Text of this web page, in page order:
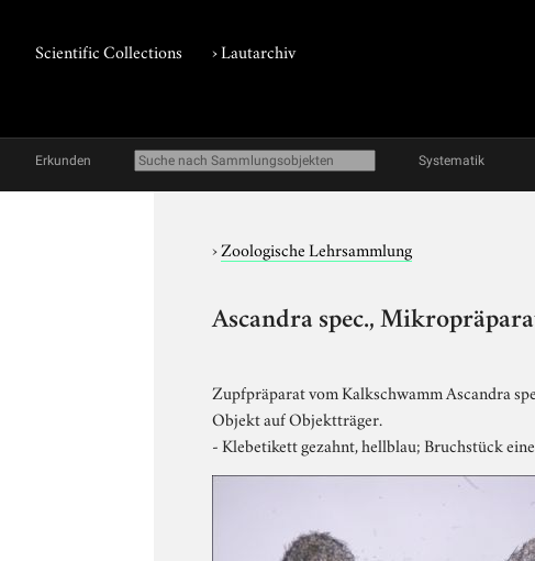
Scientific Collections ›Lautarchiv
Erkunden Systematik
›Zoologische Lehrsammlung
Ascandra spec.,
Zupfpräparat vom Kalkschwamm Ascandra
Objekt auf Objektträger.
- Klebetikett gezahnt, hellblau; Bruchstück